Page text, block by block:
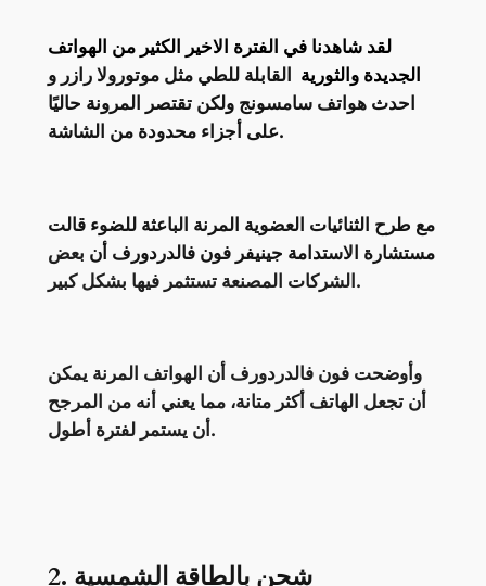
لقد شاهدنا في الفترة الاخير الكثير من الهواتف
الجديدة والثورية
القابلة للطي مثل موتورولا رازر و
احدث هواتف سامسونج ولكن تقتصر المرونة حاليًا
على أجزاء محدودة من الشاشة.
مع طرح الثنائيات العضوية المرنة الباعثة للضوء قالت
مستشارة الاستدامة جينيفر فون فالدردورف أن بعض
الشركات المصنعة تستثمر فيها بشكل كبير.
وأوضحت فون فالدردورف أن الهواتف المرنة يمكن
أن تجعل الهاتف أكثر متانة، مما يعني أنه من المرجح
أن يستمر لفترة أطول.
2. شحن بالطاقة الشمسية